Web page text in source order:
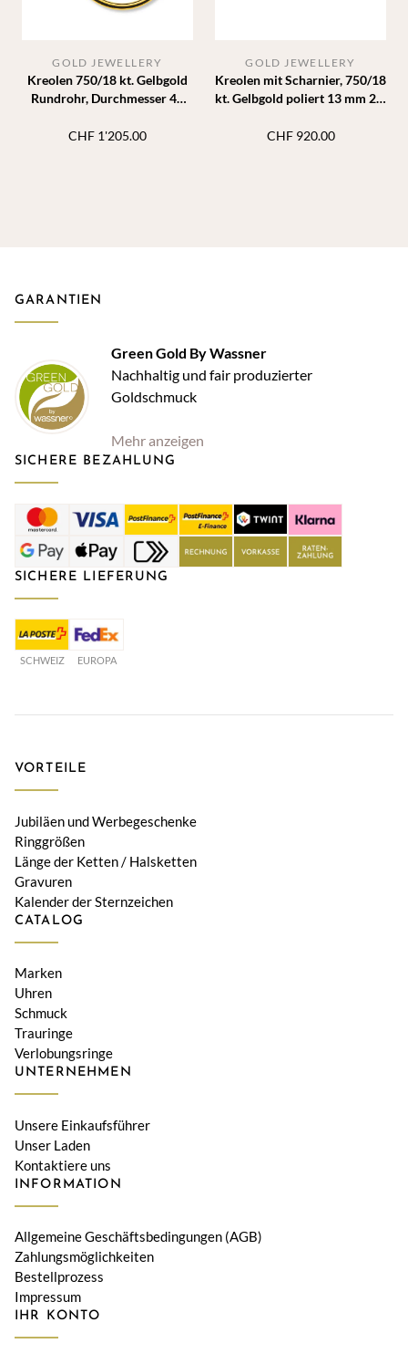
Kreolen 750/18 kt. Gelbgold
Rundrohr, Durchmesser 40
GOLD JEWELLERY
CHF 1'205.00
Kreolen mit Scharnier, 750/18
kt. Gelbgold poliert 13 mm 2,2
GOLD JEWELLERY
CHF920.00
GARANTIEN
Green Gold By Wassner
Nachhaltig und fair produzierter
Goldschmuck
Mehr anzeigen
SICHERE BEZAHLUNG
SICHERE LIEFERUNG
SCHWEIZ EUROPA
VORTEILE
Jubiläen und Werbegeschenke
Ringgrößen
Länge der Ketten / Halsketten
Gravuren
Kalender der Sternzeichen
CATALOG
Marken
Uhren
Schmuck
Trauringe
Verlobungsringe
UNTERNEHMEN
Unsere Einkaufsführer
Unser Laden
Kontaktiere uns
INFORMATION
Allgemeine Geschäftsbedingungen (AGB)
Zahlungsmöglichkeiten
Bestellprozess
Impressum
IHR KONTO